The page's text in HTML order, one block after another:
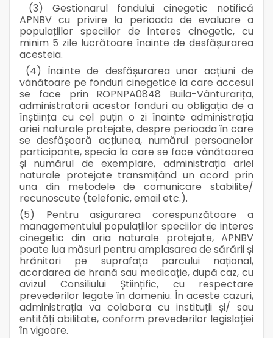
(3) Gestionarul fondului cinegetic notifică
APNBV cu privire la perioada de evaluare a
populațiilor speciilor de interes cinegetic, cu
minim 5 zile lucrătoare înainte de desfășurarea
acesteia.
(4) Înainte de desfășurarea unor acțiuni de
vânătoare pe fonduri cinegetice la care accesul
se face prin ROPNPA0848 Buila-Vânturarița,
administratorii acestor fonduri au obligația de a
înștiința cu cel puțin o zi înainte administrația
ariei naturale protejate, despre perioada în care
se desfășoară acțiunea, numărul persoanelor
participante, specia la care se face vânătoarea
și numărul de exemplare, administrația ariei
naturale protejate transmițând un acord prin
una din metodele de comunicare stabilite/
recunoscute (telefonic, email etc.).
(5) Pentru asigurarea corespunzătoare a
managementului populațiilor speciilor de interes
cinegetic din aria naturale protejate, APNBV
poate lua măsuri pentru amplasarea de sărării și
hrănitori pe suprafața parcului național,
acordarea de hrană sau medicație, după caz, cu
avizul Consiliului Științific, cu respectare
prevederilor legate în domeniu. În aceste cazuri,
administrația va colabora cu instituții și/ sau
entități abilitate, conform prevederilor legislației
în vigoare.